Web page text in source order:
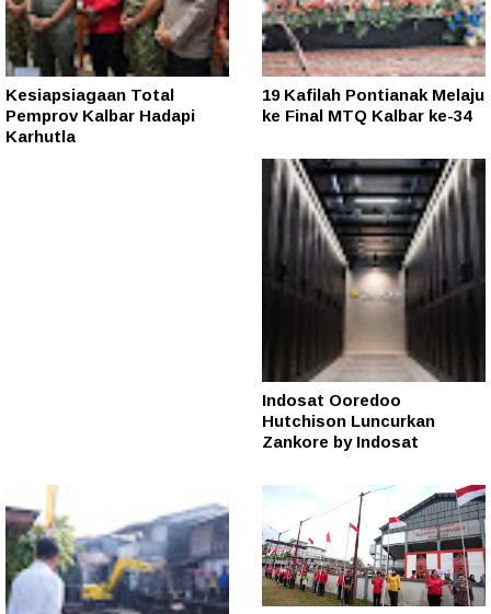
Kesiapsiagaan Total
Pemprov Kalbar Hadapi
Karhutla
19 Kafilah Pontianak Melaju
ke Final MTQ Kalbar ke-34
Indosat Ooredoo
Hutchison Luncurkan
Zankore by Indosat